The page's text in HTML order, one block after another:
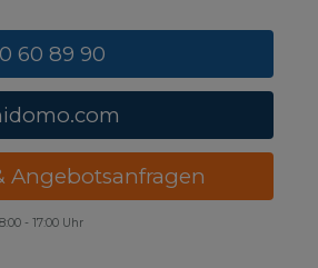
60 89 90
Angebotsanfragen
- 17:00 Uhr